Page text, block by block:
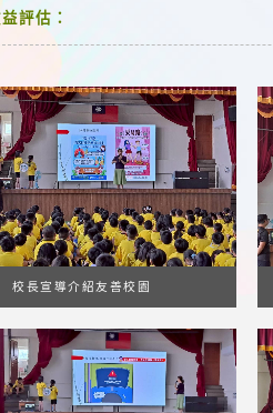
評估：
校長宣導介紹友善校園